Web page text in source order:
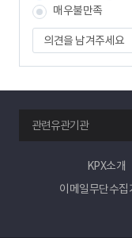
매우불만족
의
견
을
겨
주
세
요
관련유관기관
KPX소개
이메일무단수집